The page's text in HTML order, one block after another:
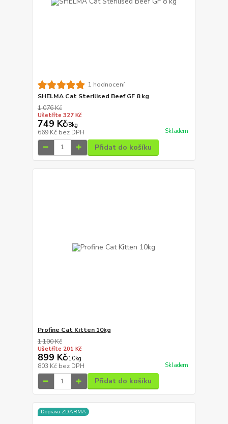
1 hodnocení
SHELMA Cat Sterilised Beef GF 8 kg
1 076 Kč
Ušetříte 327 Kč
749 Kč/8kg
669 Kč bez DPH Skladem
Přidat do košíku
Profine Cat Kitten 10kg
1 100 Kč
Ušetříte 201 Kč
899 Kč/10kg
803 Kč bez DPH Skladem
Přidat do košíku
Doprava ZDARMA